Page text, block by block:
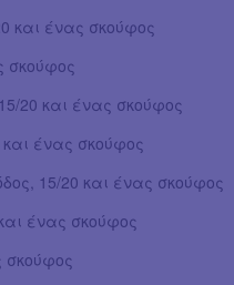
και ένας σκούφος
σκούφος
20 και ένας σκούφος
και ένας σκούφος
15/20 και ένας σκούφος
ένας σκούφος
σκούφος